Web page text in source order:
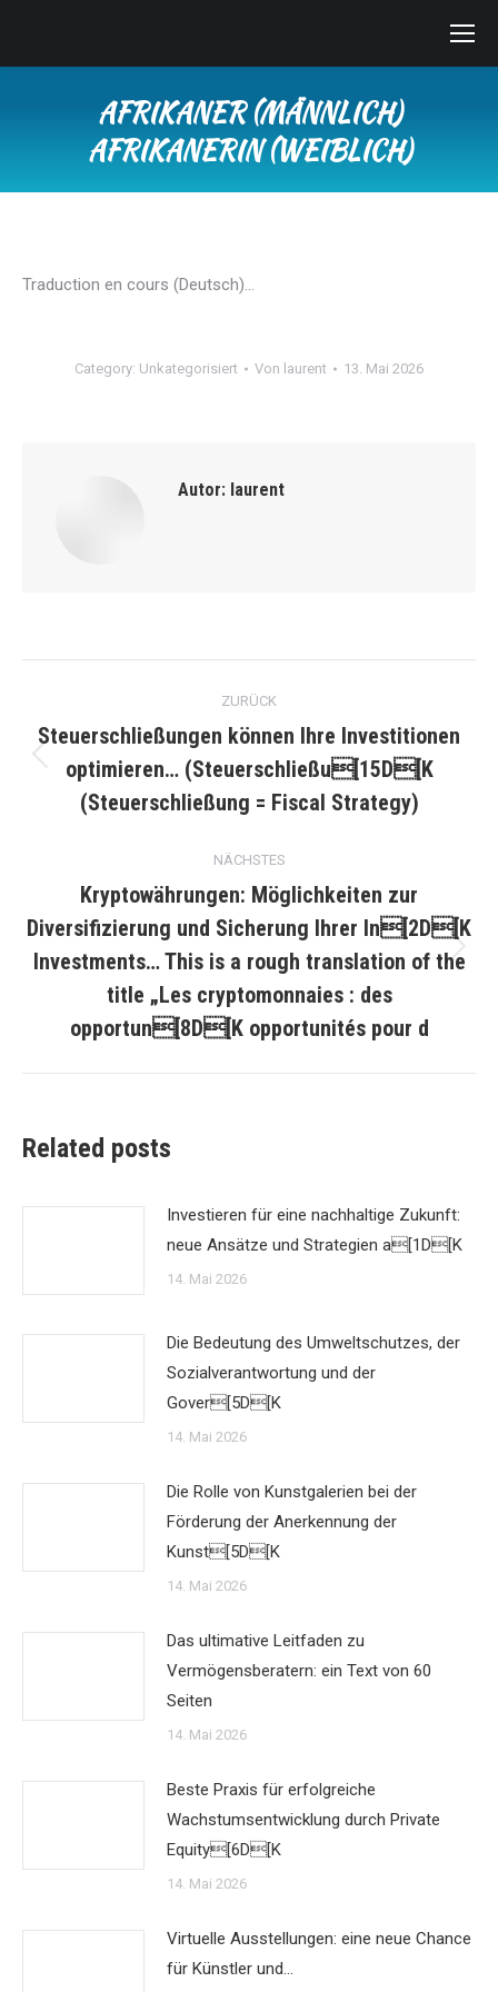
AFRIKANER (MÄNNLICH)
AFRIKANERIN (WEIBLICH)
Traduction en cours (Deutsch)…
Category: Unkategorisiert Von laurent 13. Mai 2026
Autor: laurent
Kommentarnavigation
ZURÜCK
Vorheriger
Beitrag:
Steuerschließungen können Ihre Investitionen
optimieren… (Steuerschließu[15D[K
(Steuerschließung = Fiscal Strategy)
NÄCHSTES
Nächster
Beitrag:
Kryptowährungen: Möglichkeiten zur
Diversifizierung und Sicherung Ihrer In[2D[K
Investments… This is a rough translation of the
title „Les cryptomonnaies : des
opportun[8D[K opportunités pour d
Related posts
Investieren für eine nachhaltige Zukunft:
neue Ansätze und Strategien a[1D[K
14. Mai 2026
Die Bedeutung des Umweltschutzes, der
Sozialverantwortung und der
Gover[5D[K
14. Mai 2026
Die Rolle von Kunstgalerien bei der
Förderung der Anerkennung der
Kunst[5D[K
14. Mai 2026
Das ultimative Leitfaden zu
Vermögensberatern: ein Text von 60
Seiten
14. Mai 2026
Beste Praxis für erfolgreiche
Wachstumsentwicklung durch Private
Equity[6D[K
14. Mai 2026
Virtuelle Ausstellungen: eine neue Chance
für Künstler und…